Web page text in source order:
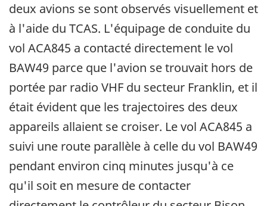
deux avions se sont observés visuellement et
à l'aide du TCAS. L'équipage de conduite du
vol ACA845 a contacté directement le vol
BAW49 parce que l'avion se trouvait hors de
portée par radio VHF du secteur Franklin, et il
était évident que les trajectoires des deux
appareils allaient se croiser. Le vol ACA845 a
suivi une route parallèle à celle du vol BAW49
pendant environ cinq minutes jusqu'à ce
qu'il soit en mesure de contacter